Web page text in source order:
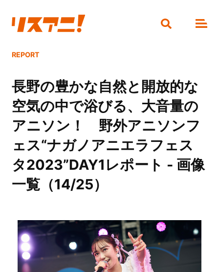
REPORT
長野の豊かな自然と開放的な
空気の中で浴びる、大音量の
アニソン！ 野外アニソンフ
ェス“ナガノアニエラフェス
タ2023”DAY1レポート - 画像
一覧（14/25）